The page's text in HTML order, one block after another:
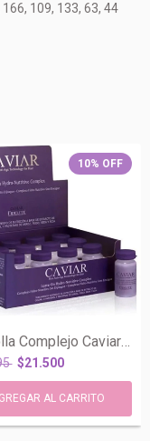
109, 133, 63, 44
10% OFF
Ampolla Complejo Caviar Hidro-nutritivo...
$21.500